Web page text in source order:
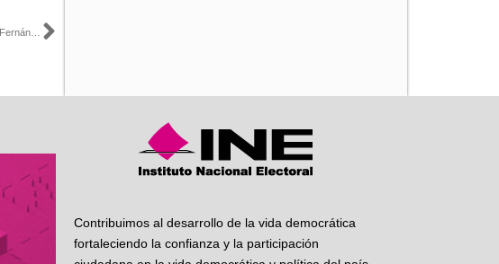
Siguiente
Contribuimos al desarrollo de la vida democrática
fortaleciendo la confianza y la participación